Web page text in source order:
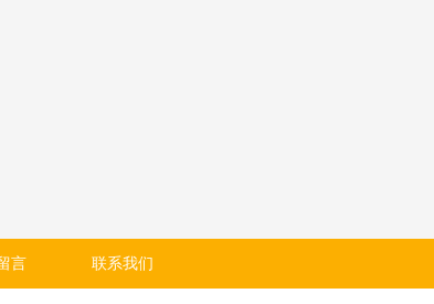
言 联系我们